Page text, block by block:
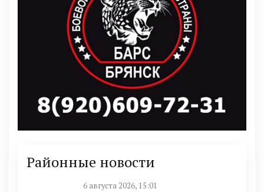
Районные новости
6 августа 2026, 15:01